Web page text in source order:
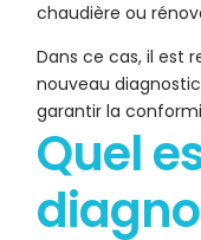
chaudière ou
Dans ce cas, il est
nouveau
garantir la
Quel